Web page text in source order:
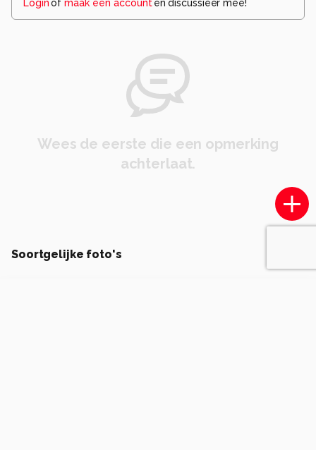
Loginof maak een account en discussieer mee!
Wees de eerste die een opmerking
achterlaat.
Soortgelijke foto's